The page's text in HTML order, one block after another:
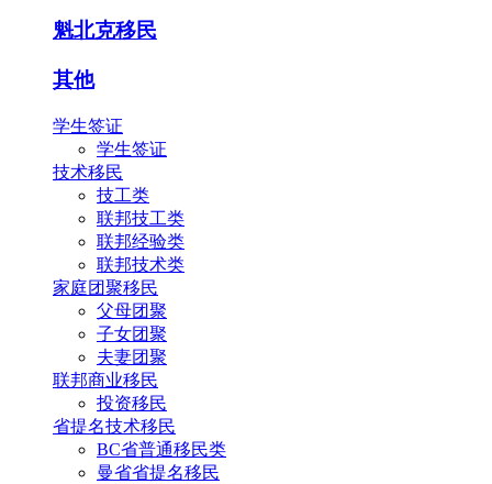
魁北克移民
其他
学生签证
学生签证
技术移民
技工类
联邦技工类
联邦经验类
联邦技术类
家庭团聚移民
父母团聚
子女团聚
夫妻团聚
联邦商业移民
投资移民
省提名技术移民
BC省普通移民类
曼省省提名移民